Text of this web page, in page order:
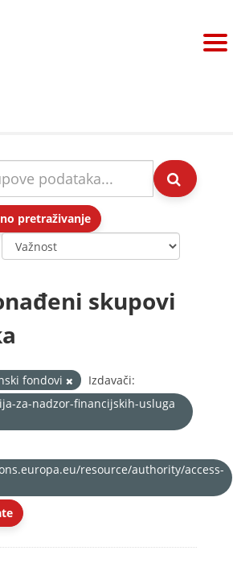
pretraživanje
skupovi
fondovi
Izdavači:
za-nadzor-financijskih-usluga
resource/authority/access-